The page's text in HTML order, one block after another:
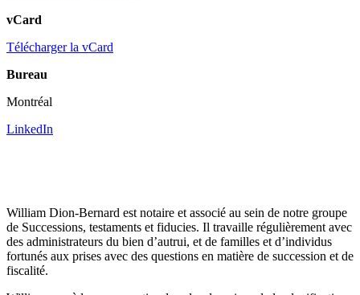
vCard
Télécharger la vCard
Bureau
Montréal
LinkedIn
William Dion-Bernard est notaire et associé au sein de notre groupe
de Successions, testaments et fiducies. Il travaille régulièrement avec
des administrateurs du bien d’autrui, et de familles et d’individus
fortunés aux prises avec des questions en matière de succession et de
fiscalité.